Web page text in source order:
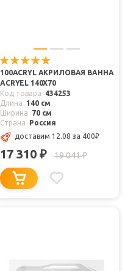
100ACRYL АКРИЛОВАЯ ВАННА
ACRYEL 140X70
Код товара
434253
Длина
140 см
Ширина
70 см
Страна
Россия
доставим 12.08 за 400₽
17 310 ₽ 19 041₽